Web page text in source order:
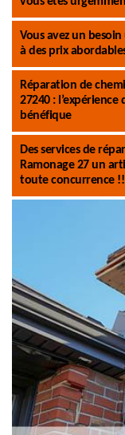
Vous avez un
à des prix
Réparation de
27240 : l’expérience
bénéfique
Des services de
Ramonage 27 un
toute concurrence